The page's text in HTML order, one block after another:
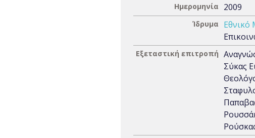
Ημερομηνία 2009
Ίδρυμα Εθνικό
Εξεταστική επιτροπή
Σύκας